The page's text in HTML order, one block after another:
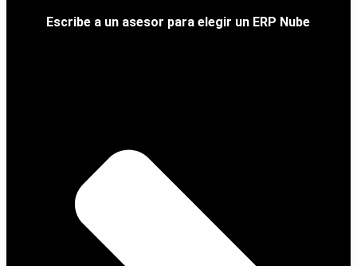
Escribe a un asesor para elegir un ERP Nube